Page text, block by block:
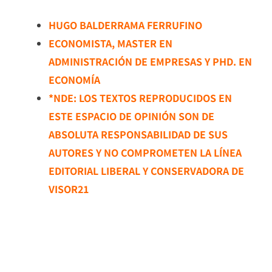
HUGO BALDERRAMA FERRUFINO
ECONOMISTA, MASTER EN
ADMINISTRACIÓN DE EMPRESAS Y PHD. EN
ECONOMÍA
*NDE: LOS TEXTOS REPRODUCIDOS EN
ESTE ESPACIO DE OPINIÓN SON DE
ABSOLUTA RESPONSABILIDAD DE SUS
AUTORES Y NO COMPROMETEN LA LÍNEA
EDITORIAL LIBERAL Y CONSERVADORA DE
VISOR21